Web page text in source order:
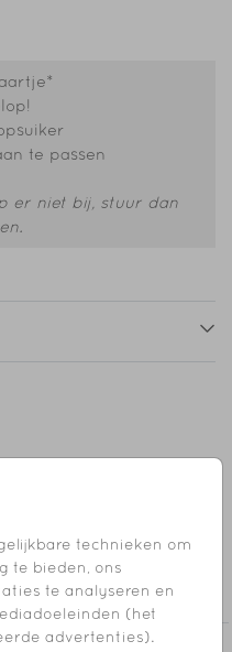
technieken om
te bieden, ons
te analyseren en
(het
advertenties).
te passen
er niet bij, stuur dan
lampionnetje.